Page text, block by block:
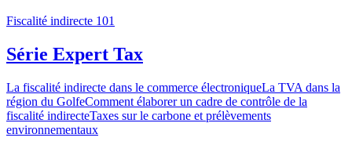
Fiscalité indirecte 101
Série Expert Tax
La fiscalité indirecte dans le commerce électroniqueLa TVA dans la
région du GolfeComment élaborer un cadre de contrôle de la
fiscalité indirecteTaxes sur le carbone et prélèvements
environnementaux